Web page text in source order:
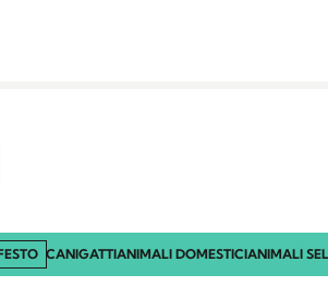
CANIGATTIANIMALI DOMESTICIANIMALI